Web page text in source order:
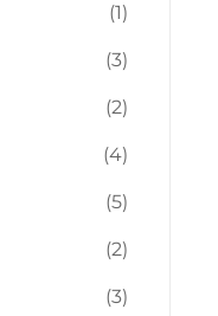
(1)
(3)
(2)
(4)
(5)
(2)
(3)